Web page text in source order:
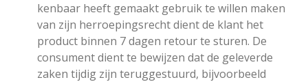
kenbaar heeft gemaakt gebruik te willen maken
van zijn herroepingsrecht dient de klant het
product binnen 7 dagen retour te sturen. De
consument dient te bewijzen dat de geleverde
zaken tijdig zijn teruggestuurd, bijvoorbeeld